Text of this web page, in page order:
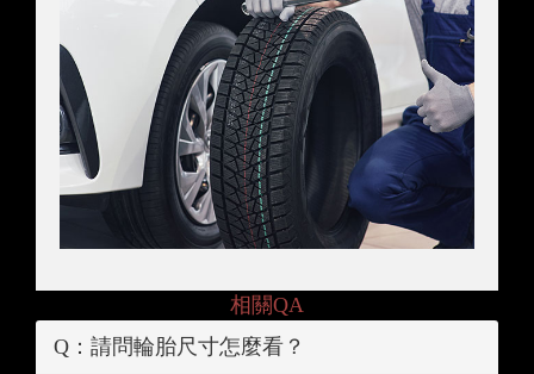
相關QA
Q：請問輪胎尺寸怎麼看？